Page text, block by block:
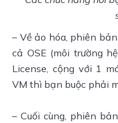
– Về ảo hóa, phiên
cả OSE (môi trường
License, cộng với 1
VM thì bạn buộc phải
– Cuối cùng, phiên